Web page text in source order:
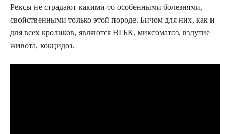
Рексы не страдают какими-то особенными болезнями,
свойственными только этой породе. Бичом для них, как и
для всех кроликов, являются ВГБК, миксоматоз, вздутие
живота, кокцидоз.